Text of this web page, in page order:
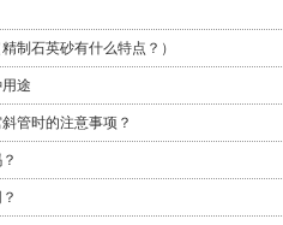
制石英砂有什么特点？）
途
管时的注意事项？